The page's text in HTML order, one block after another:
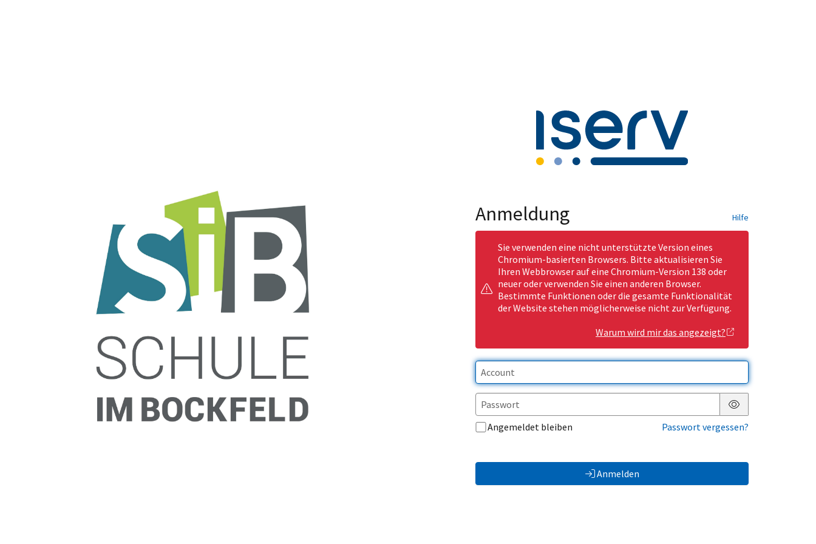
Anmeldung Hilfe
Sie verwenden eine nicht unterstützte Version eines
Chromium-basierten Browsers. Bitte aktualisieren Sie
Ihren Webbrowser auf eine Chromium-Version 138 oder
neuer oder verwenden Sie einen anderen Browser.
Bestimmte Funktionen oder die gesamte Funktionalität
der Website stehen möglicherweise nicht zur Verfügung.
Warum wird mir das angezeigt?
Passwort anzeigen
Angemeldet bleiben
Passwort vergessen?
Anmelden